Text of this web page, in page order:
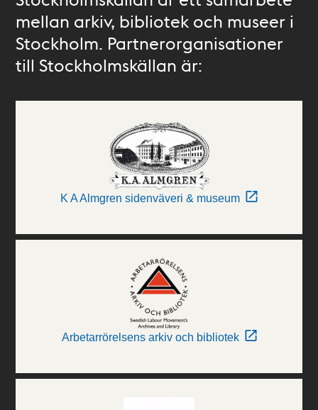
mellan arkiv, bibliotek och museer i
Stockholm. Partnerorganisationer
till Stockholmskällan är:
K A Almgren sidenväveri & museum
Arbetarrörelsens arkiv och bibliotek